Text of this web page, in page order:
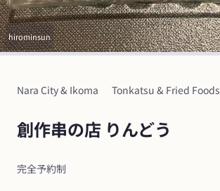
hirominsun
Nara City & Ikoma Tonkatsu & Fried Foods
創作串の店 りんどう
完全予約制